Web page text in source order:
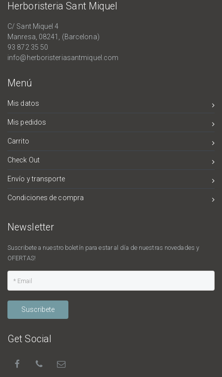
Herboristeria Sant Miquel
C/ Sant Miquel 4
Manresa, 08241, (Barcelona)
93 872 35 50
info@herboristeriasantmiquel.com
Menú
Mis datos
Mis pedidos
Carrito
Check Out
Envío y transporte
Condiciones de compra
Newsletter
Suscribete a nuestro boletín para estar al día de nuestras novedades y
OFERTAS!
Suscribete
Get Social